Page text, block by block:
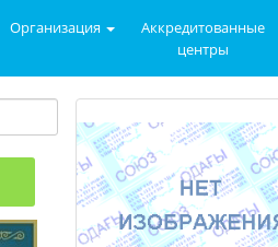
Организация
Аккредитованные
центры